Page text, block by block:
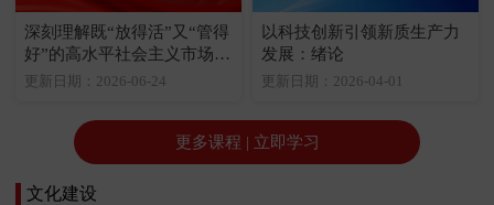
深刻理解既“放得活”又“管得
好”的高水平社会主义市场经
济体制的丰富内涵和重大意
济体制是中国式现代化的重
更新日期：2026-06-24
以科技创新引领新质生产力
发展：绪论
更新日期：2026-04-01
更多课程 | 立即学习
文化建设